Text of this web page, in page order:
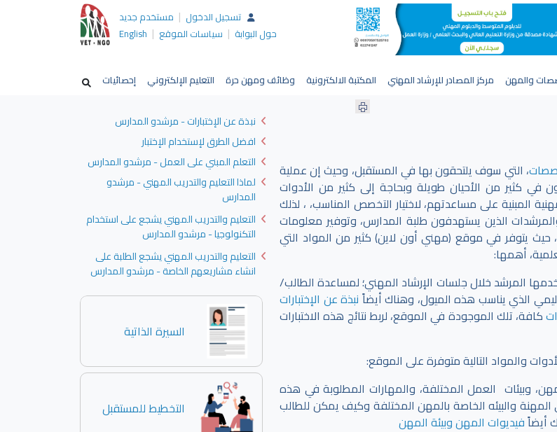
تسجيل الدخول | مستخدم جديد
حول البوابة | سياسات الموقع |
English
والمهن مركز المصادر للإرشاد المهني المكتبة الالكترونية وظائف ومهن حرة التعليم الإلكتروني إحصائيات
نبذة عن الإختبارات - مرشدو المدارس
افضل الطرق لإستخدام الإختبار
التعلم المبني على العمل - مرشدو المدارس
لماذا التعليم والتدريب المهني - مرشدو
المدارس
التعليم والتدريب المهني يشجع على استخدام
التكنولوجيا - مرشدو المدارس
التعليم والتدريب المهني يشجع الطلبة على
انشاء مشاريعهم الخاصة - مرشدو المدارس
السيرة الذاتية
التخطيط للمستقبل
، التي سوف يلتحقون بها في المستقبل، وحيث إن عملية
في كثير من الأحيان طويلة وبحاجة إلى كثير من الأدوات
المبنية على مساعدتهم، لاختيار التخصص المناسب، ، لذلك
الذين يستهدفون طلبة المدارس، وتوفير معلومات
حيث يتوفر في موقع (مهني أون لاين) كثير من المواد التي
أهمها:
المرشد خلال جلسات الإرشاد المهني؛ لمساعدة الطالب/
الذي يناسب هذه الميول، وهناك أيضاً نبذة عن الإختبارات
كافة، تلك الموجودة في الموقع، لربط نتائج هذه الاختبارات
والمواد التالية متوفرة على الموقع:
وبيئات العمل المختلفة، والمهارات المطلوبة في هذه
والبيئه الخاصة بالمهن المختلفة وكيف يمكن للطالب
أيضاًفيديوات المهن وبيئة المهن